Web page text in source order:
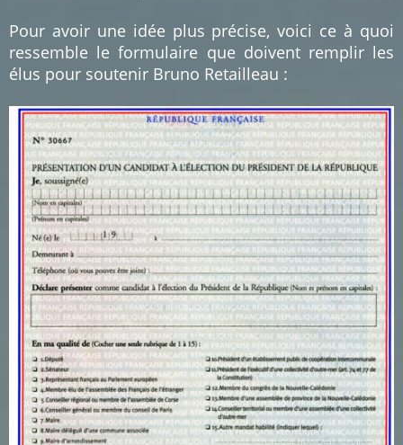
Pour avoir une idée plus précise, voici ce à quoi
ressemble le formulaire que doivent remplir les
élus pour soutenir Bruno Retailleau :